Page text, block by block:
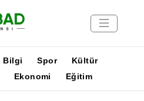
Bilgi Spor
Kültür
Ekonomi Eğitim